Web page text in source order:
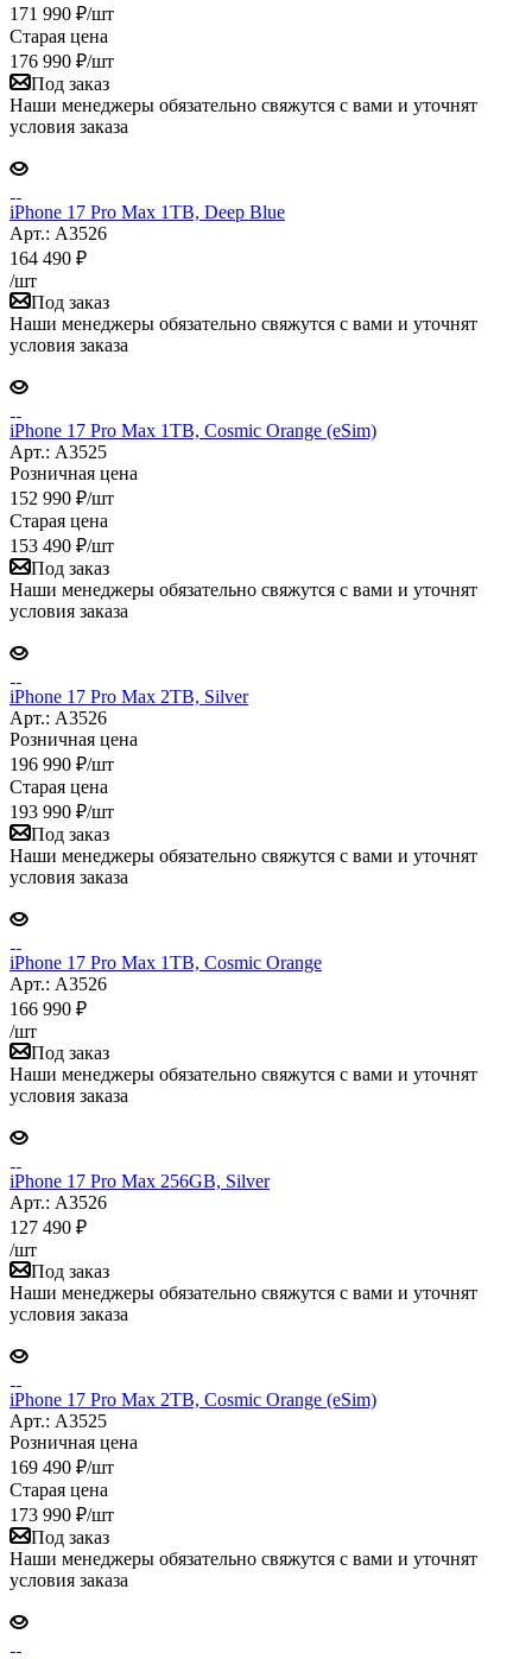
171 990 ₽/шт
Старая цена
176 990 ₽/шт
Под заказ
Наши менеджеры обязательно свяжутся с вами и уточнят
условия заказа
iPhone 17 Pro Max 1TB, Deep Blue
Арт.: A3526
164 490 ₽
/шт
Под заказ
Наши менеджеры обязательно свяжутся с вами и уточнят
условия заказа
iPhone 17 Pro Max 1TB, Cosmic Orange (eSim)
Арт.: A3525
Розничная цена
152 990 ₽/шт
Старая цена
153 490 ₽/шт
Под заказ
Наши менеджеры обязательно свяжутся с вами и уточнят
условия заказа
iPhone 17 Pro Max 2TB, Silver
Арт.: A3526
Розничная цена
196 990 ₽/шт
Старая цена
193 990 ₽/шт
Под заказ
Наши менеджеры обязательно свяжутся с вами и уточнят
условия заказа
iPhone 17 Pro Max 1TB, Cosmic Orange
Арт.: A3526
166 990 ₽
/шт
Под заказ
Наши менеджеры обязательно свяжутся с вами и уточнят
условия заказа
iPhone 17 Pro Max 256GB, Silver
Арт.: A3526
127 490 ₽
/шт
Под заказ
Наши менеджеры обязательно свяжутся с вами и уточнят
условия заказа
iPhone 17 Pro Max 2TB, Cosmic Orange (eSim)
Арт.: A3525
Розничная цена
169 490 ₽/шт
Старая цена
173 990 ₽/шт
Под заказ
Наши менеджеры обязательно свяжутся с вами и уточнят
условия заказа